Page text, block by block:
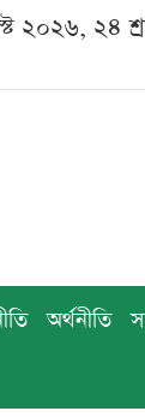
২০২৬, ২৪
অর্থনীতি